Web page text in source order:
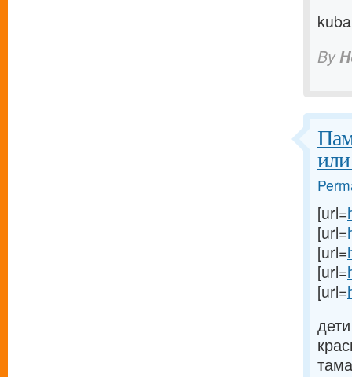
By
[url=
[url=
[url=
[url=
[url=